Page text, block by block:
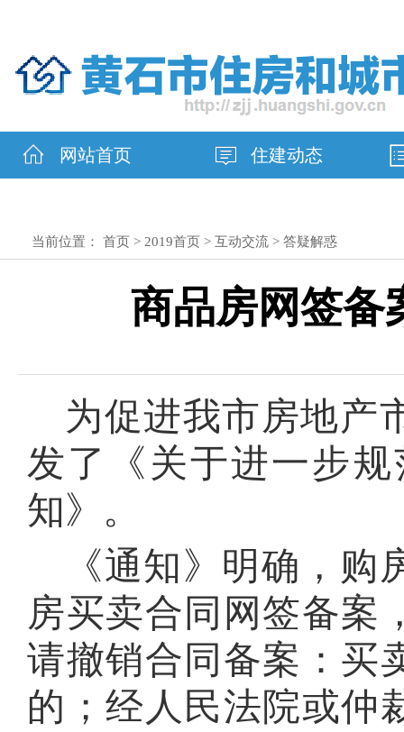
网站首页 住建动态
当前位置： 首页 > 2019首页 > 互动交流 > 答疑解惑
商品房网签备
为促进我市房地产
发了《关于进一步
知》。
《通知》明确，
房买卖合同网签备案
请撤销合同备案：买
的；经人民法院或仲